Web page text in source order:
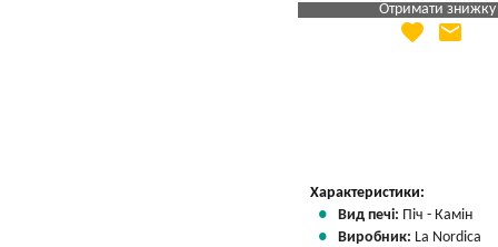
Отримати знижку
Яка Ваша ціна
favorite email
Характеристики:
Вид печі: Піч - Камін
Виробник: La Nordica